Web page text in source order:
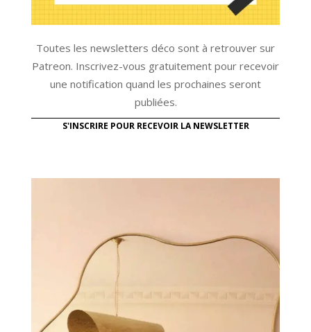
Toutes les newsletters déco sont à retrouver sur
Patreon. Inscrivez-vous gratuitement pour recevoir
une notification quand les prochaines seront
publiées.
S'INSCRIRE POUR RECEVOIR LA NEWSLETTER